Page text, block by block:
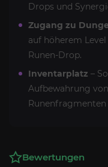
Drops und
Zugang zu
auf höherem
Runen-Drop.
Inventarplatz –
Aufbewahrung
Runenfragmenten
Bewertungen